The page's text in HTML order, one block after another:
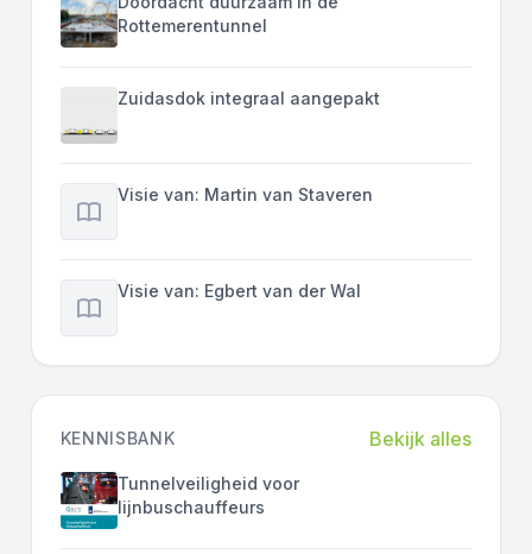
Rottemerentunnel
Zuidasdok integraal aangepakt
Visie van: Martin van Staveren
Visie van: Egbert van der Wal
KENNISBANK Bekijk alles
Tunnelveiligheid voor
lijnbuschauffeurs